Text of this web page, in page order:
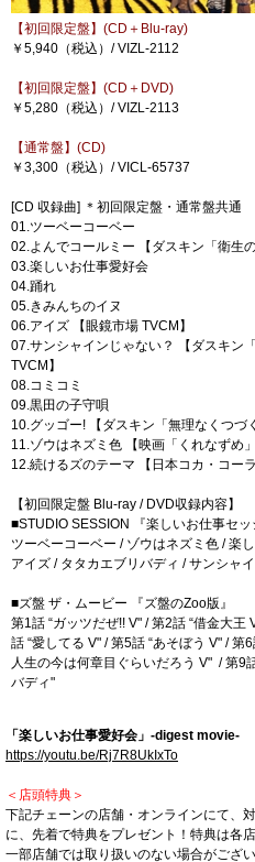
【初回限定盤】(CD＋Blu-ray)
￥5,940（税込）/ VIZL-2112
【初回限定盤】(CD＋DVD)
￥5,280（税込）/ VIZL-2113
【通常盤】(CD)
￥3,300（税込）/ VICL-65737
[CD 収録曲] ＊初回限定盤・通常盤共通
01.ツーベーコーベー
02.よんでコールミー 【ダスキン「衛生
03.楽しいお仕事愛好会
04.踊れ
05.きみんちのイヌ
06.アイズ 【眼鏡市場 TVCM】
07.サンシャインじゃない？ 【ダスキン
TVCM】
08.コミコミ
09.黒田の子守唄
10.グッゴー! 【ダスキン「無理なくつづ
11.ゾウはネズミ色 【映画「くれなずめ」
12.続けるズのテーマ 【日本コカ・コー
【初回限定盤 Blu-ray / DVD収録内容】
■STUDIO SESSION 『楽しいお仕事セッ
ツーベーコーベー / ゾウはネズミ色 / 楽
アイズ / タタカエブリバディ / サンシャ
■ズ盤 ザ・ムービー 『ズ盤のZoo版』
第1話 “ガッツだぜ!! V" / 第2話 “借金大
話 “愛してる V" / 第5話 “あそぼう V" / 第
人生の今は何章目ぐらいだろう V" / 第9
バディ"
「楽しいお仕事愛好会」-digest movie-
https://youtu.be/Rj7R8UkIxTo
＜店頭特典＞
下記チェーンの店舗・オンラインにて、
に、先着で特典をプレゼント！特典は各
一部店舗では取り扱いのない場合がござ